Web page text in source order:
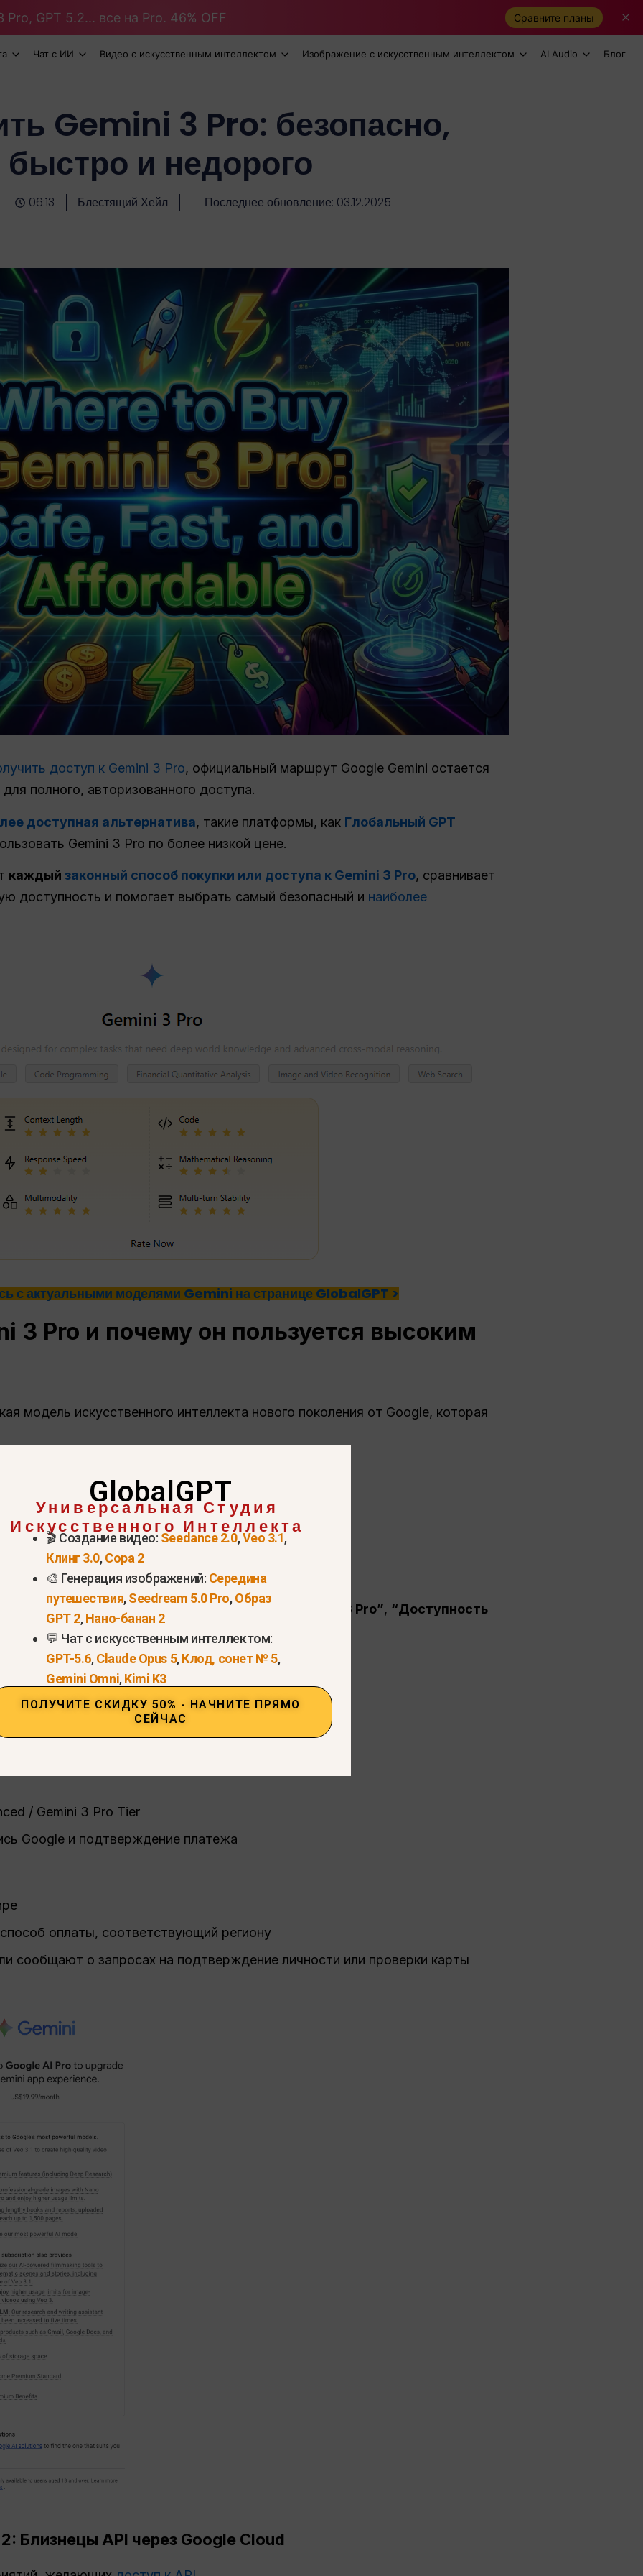
GPT 5.2... все на Pro. 46% OFF Сравните планы
Чат с ИИ Видео с искусственным интеллектом Изображение с искусственным интеллектом AI Audio Блог
Gemini 3 Pro: безопасно,
быстро и недорого
06:13 Блестящий Хейл Последнее обновление: 03.12.2025
доступ к Gemini 3 Pro, официальный маршрут Google Gemini остается
для полного, авторизованного доступа.
доступная альтернатива, такие платформы, как Глобальный GPT
Gemini 3 Pro по более низкой цене.
каждый законный способ покупки или доступа к Gemini 3 Pro, сравнивает
доступность и помогает выбрать самый безопасный и наиболее
с актуальными моделями Gemini на странице GlobalGPT >
3 Pro и почему он пользуется высоким
модель искусственного интеллекта нового поколения от Google, которая
и видео
текста
интеллекта в режиме реального времени
пользователи активно ищут “Где купить Gemini 3 Pro”, “Доступность
варианты доступа к Gemini 3 Pro”.”
3ПроОфициально
Google One AI Premium
/ Gemini 3 Pro Tier
Google и подтверждение платежа
оплаты, соответствующий региону
сообщают о запросах на подтверждение личности или проверки карты
Близнецы API через Google Cloud
GlobalGPT
Универсальная Студия
Искусственного Интеллекта
🎬 Создание видео: Seedance 2.0,Veo 3.1,
Клинг 3.0,Сора 2
🎨 Генерация изображений: Середина
путешествия,Seedream 5.0 Pro,Образ
GPT 2,Нано-банан 2
💬 Чат с искусственным интеллектом:
GPT-5.6,Claude Opus 5,Клод, сонет № 5,
Gemini Omni,Kimi K3
ПОЛУЧИТЕ СКИДКУ 50% - НАЧНИТЕ ПРЯМО
СЕЙЧАС